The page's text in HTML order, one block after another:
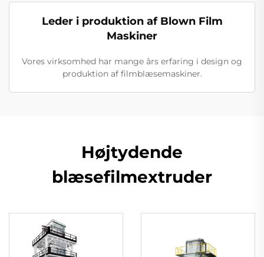
Leder i produktion af Blown Film
Maskiner
Vores virksomhed har mange års erfaring i design og
produktion af filmblæsemaskiner.
Højtydende
blæsefilmextruder